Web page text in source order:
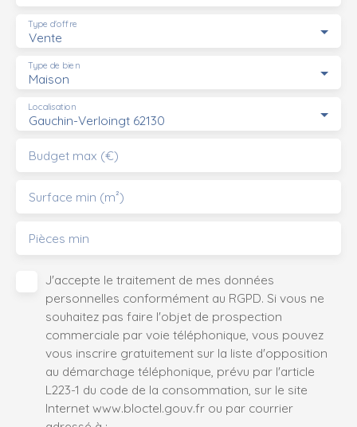
Vente
Type d'offre
Maison
Type de bien
Gauchin-Verloingt 62130
Localisation
Budget max (€)
Surface min (m²)
Pièces min
J'accepte le traitement de mes données
personnelles conformément au RGPD. Si vous ne
souhaitez pas faire l'objet de prospection
commerciale par voie téléphonique, vous pouvez
vous inscrire gratuitement sur la liste d'opposition
au démarchage téléphonique, prévu par l'article
L223-1 du code de la consommation, sur le site
Internet www.bloctel.gouv.fr ou par courrier